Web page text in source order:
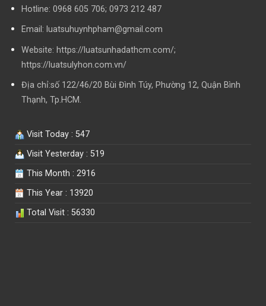
Hotline: 0968 605 706; 0973 212 487
Email: luatsuhuynhpham@gmail.com
Website: https://luatsunhadathcm.com/;
https://luatsulyhon.com.vn/
Địa chỉ:số 122/46/20 Bùi Đình Túy, Phường 12, Quận Bình
Thạnh, Tp.HCM.
Visit Today : 547
Visit Yesterday : 519
This Month : 2916
This Year : 13920
Total Visit : 56330